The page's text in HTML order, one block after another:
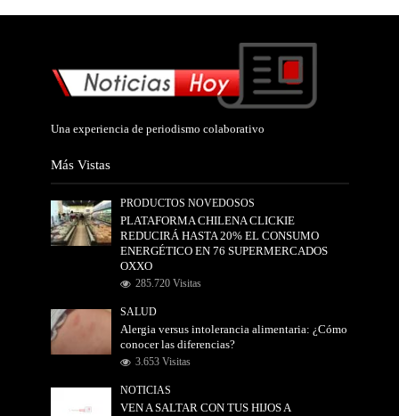
Una experiencia de periodismo colaborativo
Más Vistas
PRODUCTOS NOVEDOSOS
PLATAFORMA CHILENA CLICKIE
REDUCIRÁ HASTA 20% EL CONSUMO
ENERGÉTICO EN 76 SUPERMERCADOS
OXXO
285.720 Visitas
SALUD
Alergia versus intolerancia alimentaria: ¿Cómo
conocer las diferencias?
3.653 Visitas
NOTICIAS
VEN A SALTAR CON TUS HIJOS A